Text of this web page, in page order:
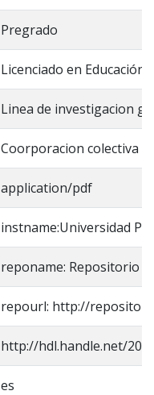
Pregrado
Licenciado en Educación
Linea de investigacion
Coorporacion colectiva
application/pdf
instname:Universidad
reponame: Repositorio
repourl: http://
http://hdl.handle.net/
es